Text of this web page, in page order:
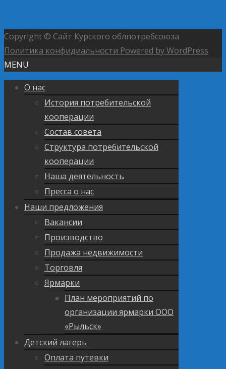
Copyright © Сайт Курского облпотребсоюза
Политика конфидиальности Powered by WordPress
MENU
О нас
История потребительской
кооперации
Состав совета
Структура потребительской
кооперации
Наша деятельность
Пресса о нас
Наши предложения
Вакансии
Производство
Продажа недвижимости
Торговля
Ярмарки
План мероприятий по
организации ярмарки ООО
«Рыльск»
Детский лагерь
Оплата путевки